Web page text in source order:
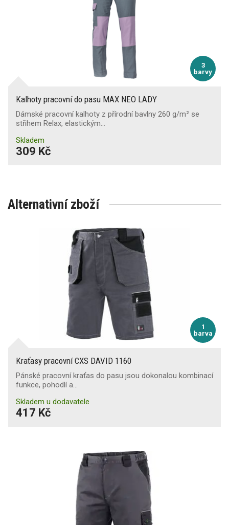
3
barvy
Kalhoty pracovní do pasu MAX NEO LADY
Dámské pracovní kalhoty z přírodní bavlny 260 g/m² se
střihem Relax, elastickým…
Skladem
309 Kč
Alternativní zboží
1
barva
Kraťasy pracovní CXS DAVID 1160
Pánské pracovní kraťas do pasu jsou dokonalou kombinací
funkce, pohodlí a…
Skladem u dodavatele
417 Kč